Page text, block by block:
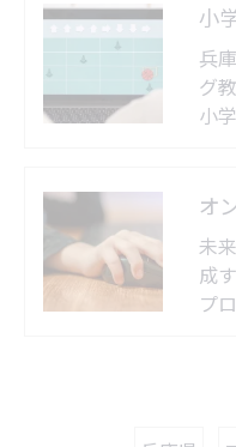
小
兵
グ
小
オ
未
成
プ